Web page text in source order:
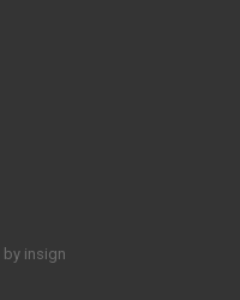
by insign